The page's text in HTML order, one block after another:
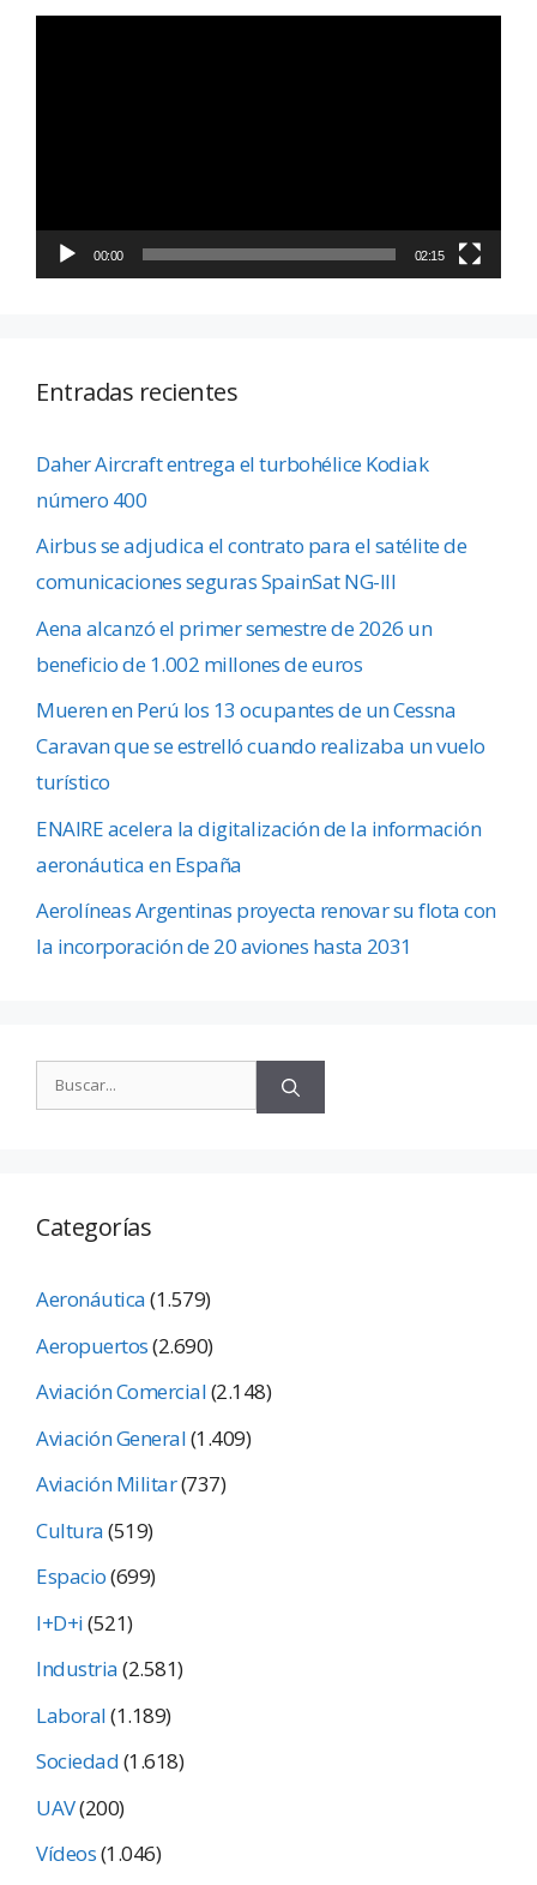
00:00 02:15
Entradas recientes
Daher Aircraft entrega el turbohélice Kodiak
número 400
Airbus se adjudica el contrato para el satélite de
comunicaciones seguras SpainSat NG-III
Aena alcanzó el primer semestre de 2026 un
beneficio de 1.002 millones de euros
Mueren en Perú los 13 ocupantes de un Cessna
Caravan que se estrelló cuando realizaba un vuelo
turístico
ENAIRE acelera la digitalización de la información
aeronáutica en España
Aerolíneas Argentinas proyecta renovar su flota con
la incorporación de 20 aviones hasta 2031
Categorías
Aeronáutica(1.579)
Aeropuertos(2.690)
Aviación Comercial(2.148)
Aviación General(1.409)
Aviación Militar(737)
Cultura(519)
Espacio(699)
I+D+i(521)
Industria(2.581)
Laboral(1.189)
Sociedad(1.618)
UAV(200)
Vídeos(1.046)